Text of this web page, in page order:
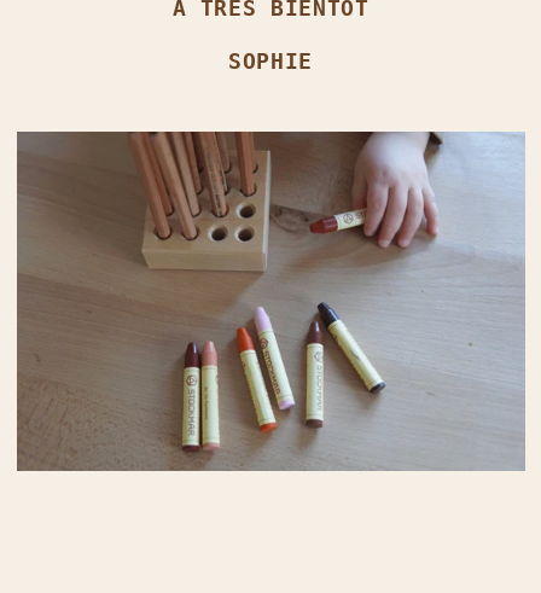
À TRÈS BIENTÔT
SOPHIE